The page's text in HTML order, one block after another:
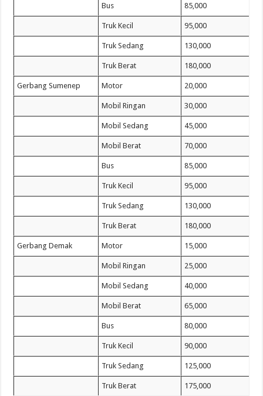
Bus 85,000
Truk Kecil 95,000
Truk Sedang 130,000
Truk Berat 180,000
Gerbang Sumenep Motor 20,000
Mobil Ringan 30,000
Mobil Sedang 45,000
Mobil Berat 70,000
Bus 85,000
Truk Kecil 95,000
Truk Sedang 130,000
Truk Berat 180,000
Gerbang Demak Motor 15,000
Mobil Ringan 25,000
Mobil Sedang 40,000
Mobil Berat 65,000
Bus 80,000
Truk Kecil 90,000
Truk Sedang 125,000
Truk Berat 175,000